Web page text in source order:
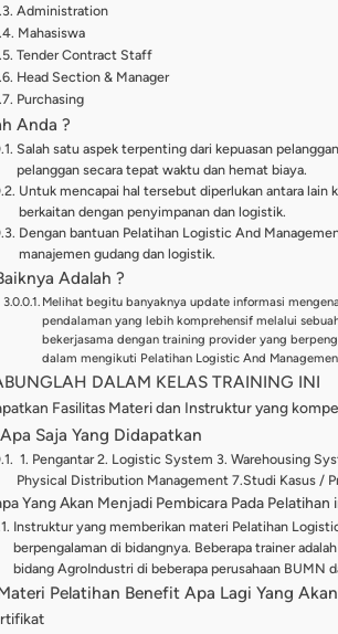
Administration
Mahasiswa
Tender Contract Staff
Head Section & Manager
Purchasing
Anda ?
Salah satu aspek terpenting dari kepuasan
pelanggan secara tepat waktu dan hemat biaya.
Untuk mencapai hal tersebut diperlukan antara
berkaitan dengan penyimpanan dan logistik.
Dengan bantuan Pelatihan Logistic And
manajemen gudang dan logistik.
Adalah ?
Melihat begitu banyaknya update informasi
pendalaman yang lebih komprehensif melalui
bekerjasama dengan training provider yang
dalam mengikuti Pelatihan Logistic And
DALAM KELAS TRAINING INI
Fasilitas Materi dan Instruktur yang
Saja Yang Didapatkan
1. Pengantar 2. Logistic System 3. Warehousing
Physical Distribution Management 7.Studi Kasus /
Yang Akan Menjadi Pembicara Pada Pelatihan
Instruktur yang memberikan materi Pelatihan
berpengalaman di bidangnya. Beberapa trainer
bidang AgroIndustri di beberapa perusahaan BUMN
Pelatihan Benefit Apa Lagi Yang